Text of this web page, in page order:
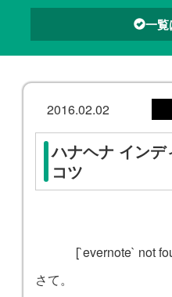
一
2016.02.02
ハナヘナ インデ
コツ
[`evernote` not
さて。